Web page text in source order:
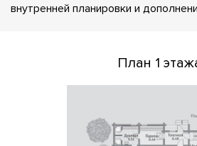
внутренней планировки и
План 1